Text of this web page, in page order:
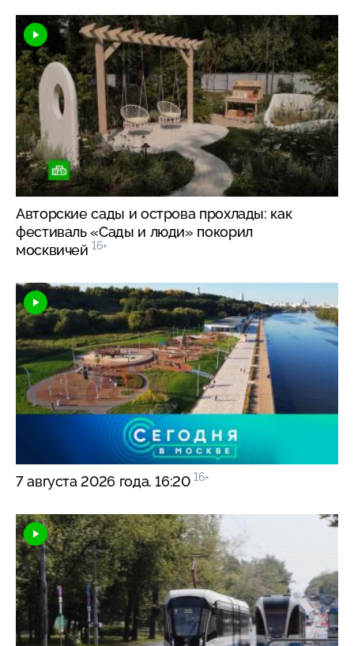
Авторские сады и острова прохлады: как
фестиваль «Сады и люди» покорил
москвичей 16+
7 августа 2026 года. 16:20 16+